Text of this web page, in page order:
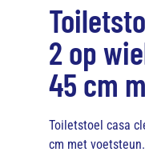
2 op
45 cm
Toiletstoel casa
cm met voetsteun.